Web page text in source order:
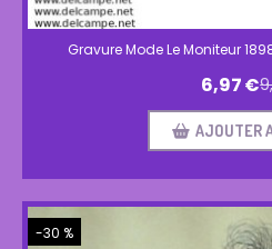
Gravure Mode Le Moniteur
6,97€
AJOUTER
-30 %